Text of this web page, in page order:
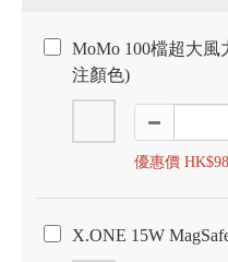
MoMo 100檔超大
注顏色)
優惠價
X.ONE 15W